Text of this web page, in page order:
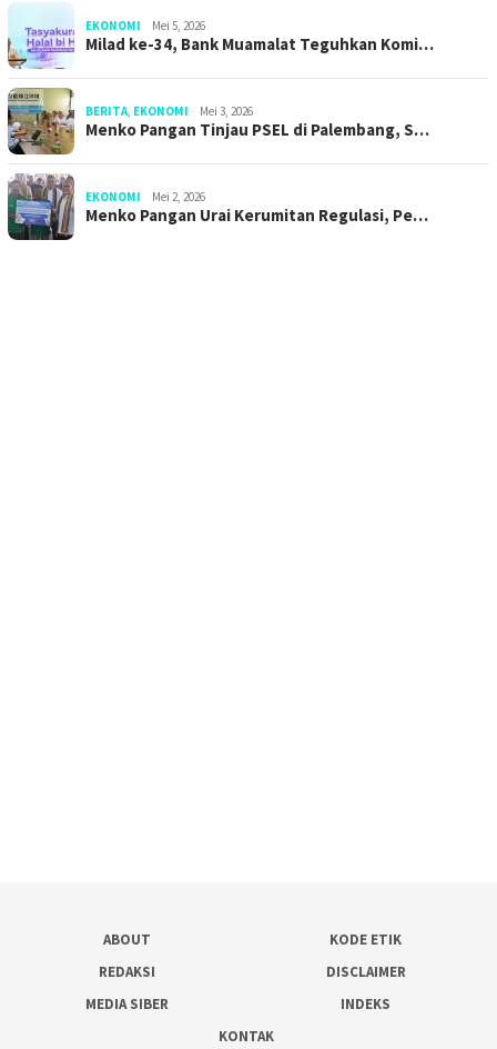
EKONOMI Mei 5, 2026
Milad ke-34, Bank Muamalat Teguhkan Komi…
BERITA, EKONOMI Mei 3, 2026
Menko Pangan Tinjau PSEL di Palembang, S…
EKONOMI Mei 2, 2026
Menko Pangan Urai Kerumitan Regulasi, Pe…
ABOUT
KODE ETIK
REDAKSI
DISCLAIMER
MEDIA SIBER
INDEKS
KONTAK